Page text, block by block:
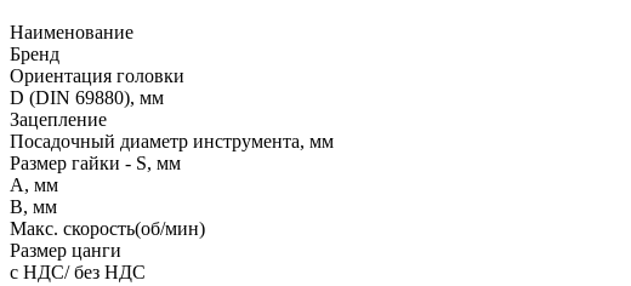
Наименование
Бренд
Ориентация головки
D (DIN 69880), мм
Зацепление
Посадочный диаметр инструмента, мм
Размер гайки - S, мм
A, мм
B, мм
Макс. скорость(об/мин)
Размер цанги
с НДС/ без НДС